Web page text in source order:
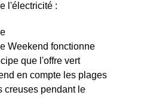
l'électricité :
Weekend fonctionne
que l'offre vert
en compte les plages
creuses pendant le